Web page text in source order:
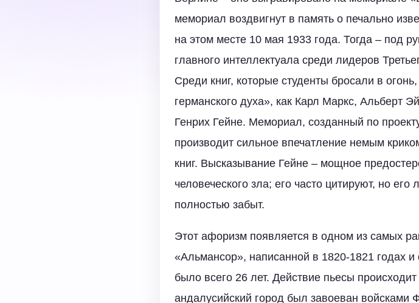
мемориал воздвигнут в память о печально
на этом месте 10 мая 1933 года. Тогда – под
главного интеллектуала среди лидеров
Среди книг, которые студенты бросали в
германского духа», как Карл Маркс, Альберт
Генрих Гейне. Мемориал, созданный по
производит сильное впечатление немым
книг. Высказывание Гейне – мощное
человеческого зла; его часто цитируют, но его
полностью забыт.
Этот афоризм появляется в одном из самых
«Альмансор», написанной в 1820-1821 годах
было всего 26 лет. Действие пьесы
андалусийский город был завоеван войсками